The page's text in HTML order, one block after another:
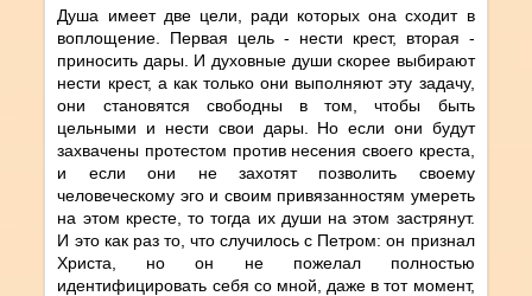
Душа имеет две цели, ради которых она сходит в
воплощение. Первая цель - нести крест, вторая -
приносить дары. И духовные души скорее выбирают
нести крест, а как только они выполняют эту задачу,
они становятся свободны в том, чтобы быть
цельными и нести свои дары. Но если они будут
захвачены протестом против несения своего креста,
и если они не захотят позволить своему
человеческому эго и своим привязанностям умереть
на этом кресте, то тогда их души на этом застрянут.
И это как раз то, что случилось с Петром: он признал
Христа, но он не пожелал полностью
идентифицировать себя со мной, даже в тот момент,